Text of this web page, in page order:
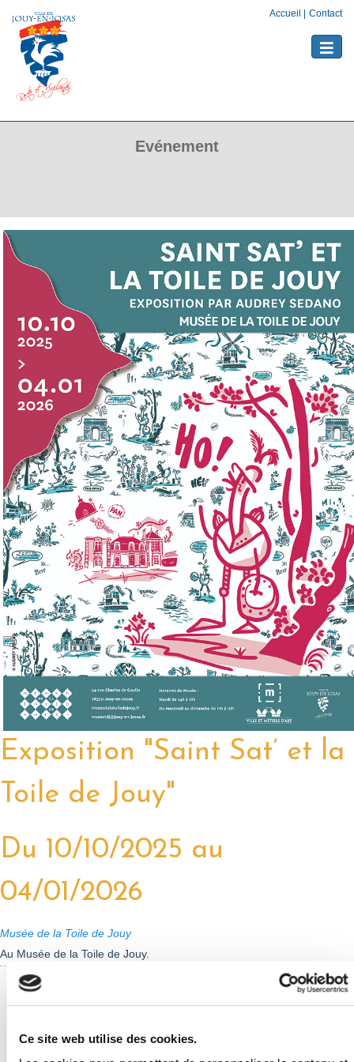
Ce site web utilise des cookies.
Accueil Contact
Toggle
Evénement
Exposition "Saint Sat’ et la
Toile de Jouy"
Du 10/10/2025 au
04/01/2026
Musée de la Toile de Jouy
Au Musée de la Toile de Jouy.
Du 10 octobre au 4 janvier au Musée de la Toile de Jouy